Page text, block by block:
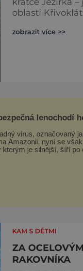
oblasti
tohoto území. Turisty láká jak malebnost místa, tak
zobrazit více >>
lenochodí
virus, označovaný
Amazonii, nyní se
kterým je silnější, šíří po
KAM S DĚTMI
ZA
RAKOVNÍKA